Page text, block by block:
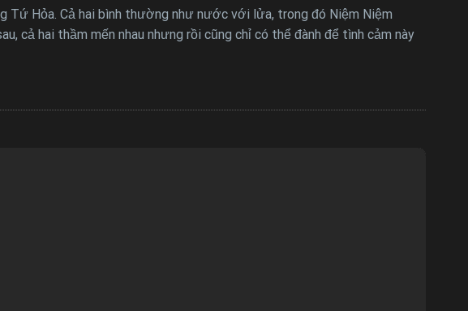
Tứ Hỏa. Cả hai bình thường như nước với lửa, trong đó Niệm Niệm
cả hai thầm mến nhau nhưng rồi cũng chỉ có thể đành để tình cảm này